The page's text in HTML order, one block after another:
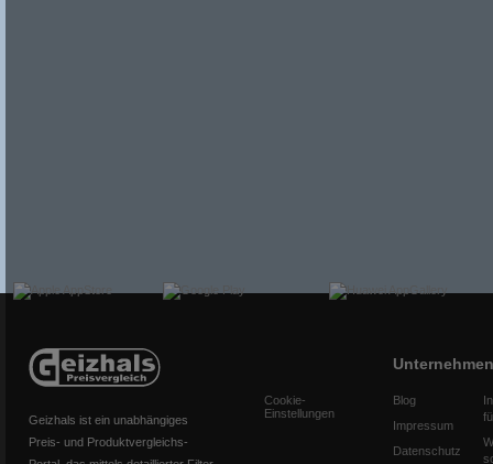
Geizhals ist ein unabhängiges
Preis- und Produktvergleichs-
Cookie-
Einstellungen
Unternehmen
Blog
Impressum
Datenschutz